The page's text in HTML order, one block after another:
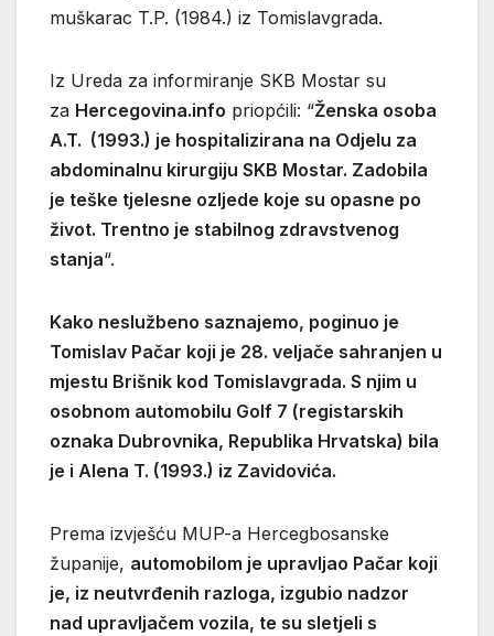
muškarac T.P. (1984.) iz Tomislavgrada.
Iz Ureda za informiranje SKB Mostar su
za Hercegovina.info priopćili: “Ženska osoba
A.T. (1993.) je hospitalizirana na Odjelu za
abdominalnu kirurgiju SKB Mostar. Zadobila
je teške tjelesne ozljede koje su opasne po
život. Trentno je stabilnog zdravstvenog
stanja“.
Kako neslužbeno saznajemo, poginuo je
Tomislav Pačar koji je 28. veljače sahranjen u
mjestu Brišnik kod Tomislavgrada. S njim u
osobnom automobilu Golf 7 (registarskih
oznaka Dubrovnika, Republika Hrvatska) bila
je i Alena T. (1993.) iz Zavidovića.
Prema izvješću MUP-a Hercegbosanske
županije, automobilom je upravljao Pačar koji
je, iz neutvrđenih razloga, izgubio nadzor
nad upravljačem vozila, te su sletjeli s